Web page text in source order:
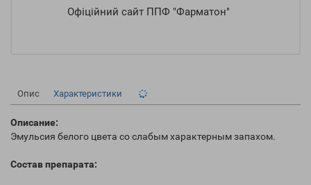
Офіційний сайт ППФ "Фарматон"
Опис Характеристики
Описание:
Эмульсия белого цвета со слабым характерным запахом.
Состав препарата: